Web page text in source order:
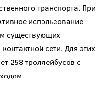
транспорта. При
использование
существующих
сети. Для этих
258 троллейбусов с